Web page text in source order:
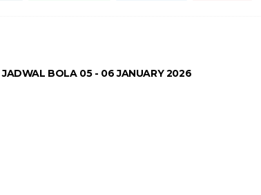
JADWAL BOLA 05 - 06 JANUARY 2026